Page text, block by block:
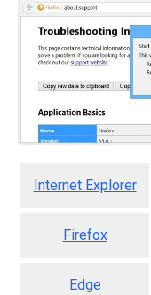
Internet Explorer
Firefox
Edge